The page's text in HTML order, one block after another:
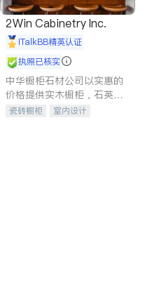
2Win Cabinetry Inc.
iTalkBB精英认证
执照已核实
中华橱柜石材公司以实惠的
价格提供实木橱柜，石英石
台面，多种优质不锈钢水
瓷砖橱柜
室内设计